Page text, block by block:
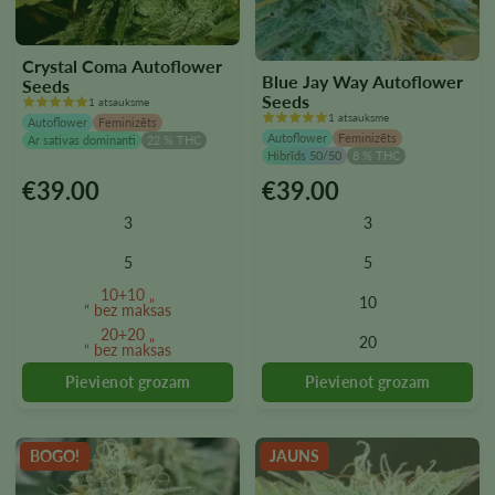
Crystal Coma Autoflower
Seeds
1 atsauksme
Autoflower
Feminizēts
Ar sativas dominanti
22 % THC
€39.00
3
5
10+10 „
“ bez maksas
20+20 „
“ bez maksas
Šim
produkta
lapā
Blue Jay Way Autoflower
Seeds
1 atsauksme
Autoflower
Feminizēts
Hibrīds 50/50
8 % THC
€39.00
3
5
10
20
Šim
produkta
lapā
BOGO! JAUNS